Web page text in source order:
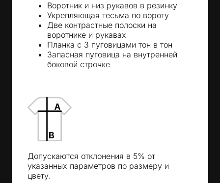
Воротник и низ рукавов в резинку
Укрепляющая тесьма по вороту
Две контрастные полоски на
воротнике и рукавах
Планка с 3 пуговицами тон в тон
Запасная пуговица на внутренней
боковой строчке
Допускаются отклонения в 5% от
указанных параметров по размеру и
цвету.